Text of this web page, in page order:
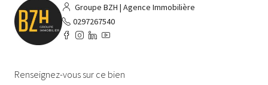
Groupe BZH | Agence Immobilière
0297267540
Renseignez-vous sur ce bien